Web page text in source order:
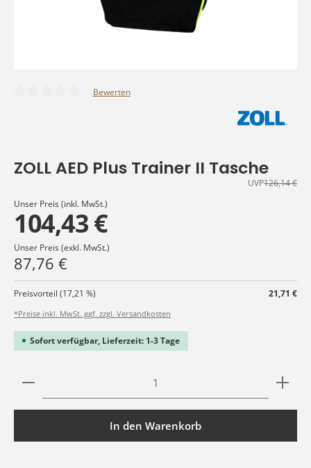
Bewerten
ZOLL AED Plus Trainer II Tasche
UVP126,14 €
Unser Preis (inkl. MwSt.)
104,43 €
Unser Preis (exkl. MwSt.)
87,76 €
Preisvorteil (17,21 %) 21,71 €
*Preise inkl. MwSt. ggf. zzgl. Versandkosten
Sofort verfügbar, Lieferzeit: 1-3 Tage
Produkt Anzahl: Gib den gewünschten Wert ein
In den Warenkorb